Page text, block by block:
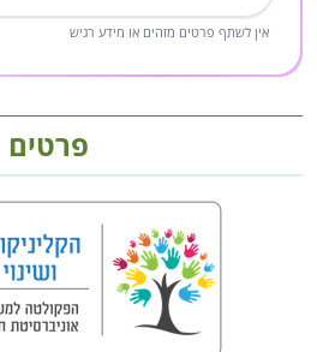
אין לשתף פרטים מזהים או מידע רגיש
פרטים